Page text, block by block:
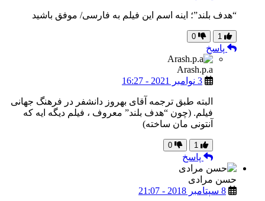
“هدف بلند”؛ اینه اسم این فیلم به فارسی/ موفق باشید
1
0
پاسخ
Arash.p.a
3 نوامبر 2021 - 16:27
البته طبق ترجمه آقای بهروز دانشفر در فرهنگ جهانی
فیلم. (چون “هدف بلند” معروف ، فیلم دیگه ایه که
آنتونی مان ساخته)
1
0
پاسخ
حسن مرادی
8 سپتامبر 2018 - 21:07